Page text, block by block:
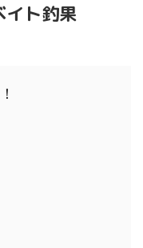
ト釣果